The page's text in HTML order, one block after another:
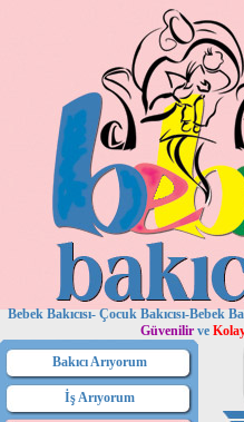
Bebek Bakıcısı- Çocuk Bakıcısı-Bebek
Güvenilir ve
Bakıcı Arıyorum
İş Arıyorum